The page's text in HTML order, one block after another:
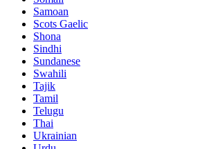
Samoan
Scots Gaelic
Shona
Sindhi
Sundanese
Swahili
Tajik
Tamil
Telugu
Thai
Ukrainian